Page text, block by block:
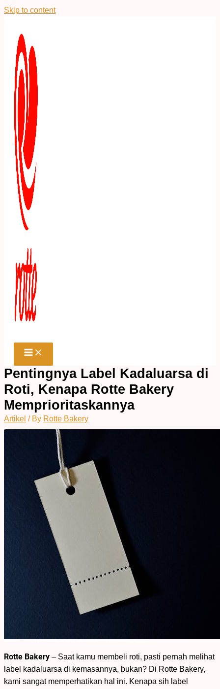
Skip to content
Pentingnya Label Kadaluarsa di
Roti, Kenapa Rotte Bakery
Memprioritaskannya
Artikel / By Rotte Bakery
Rotte Bakery – Saat kamu membeli roti, pasti pernah melihat
label kadaluarsa di kemasannya, bukan? Di Rotte Bakery,
kami sangat memperhatikan hal ini. Kenapa sih label